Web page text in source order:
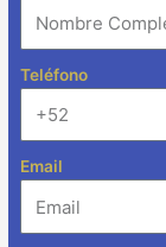
Teléfono
Email